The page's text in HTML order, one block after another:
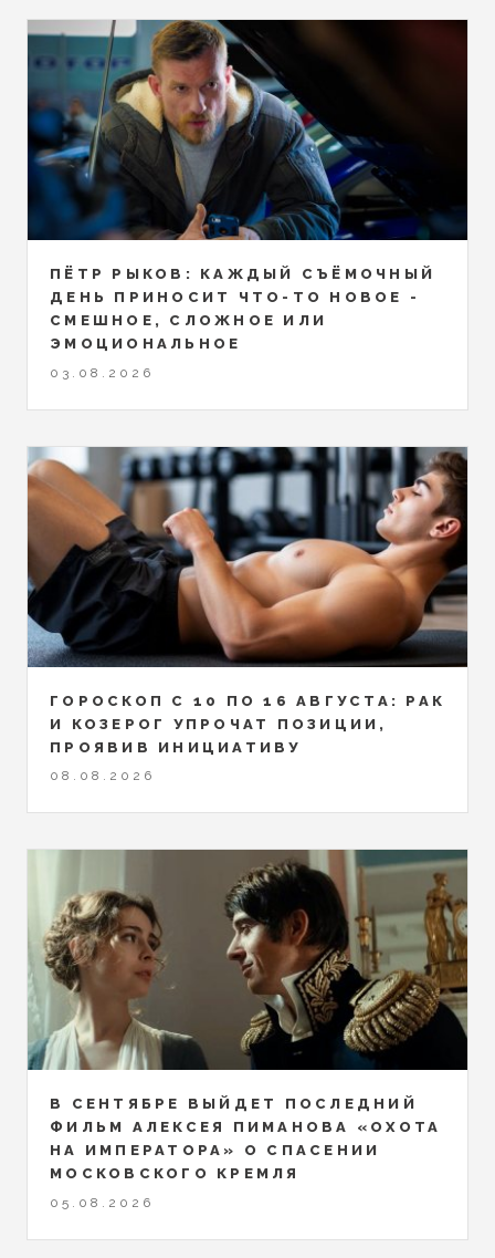
ПЁТР РЫКОВ: КАЖДЫЙ СЪЁМОЧНЫЙ
ДЕНЬ ПРИНОСИТ ЧТО-ТО НОВОЕ -
СМЕШНОЕ, СЛОЖНОЕ ИЛИ
ЭМОЦИОНАЛЬНОЕ
03.08.2026
ГОРОСКОП С 10 ПО 16 АВГУСТА: РАК
И КОЗЕРОГ УПРОЧАТ ПОЗИЦИИ,
ПРОЯВИВ ИНИЦИАТИВУ
08.08.2026
В СЕНТЯБРЕ ВЫЙДЕТ ПОСЛЕДНИЙ
ФИЛЬМ АЛЕКСЕЯ ПИМАНОВА «ОХОТА
НА ИМПЕРАТОРА» О СПАСЕНИИ
МОСКОВСКОГО КРЕМЛЯ
05.08.2026